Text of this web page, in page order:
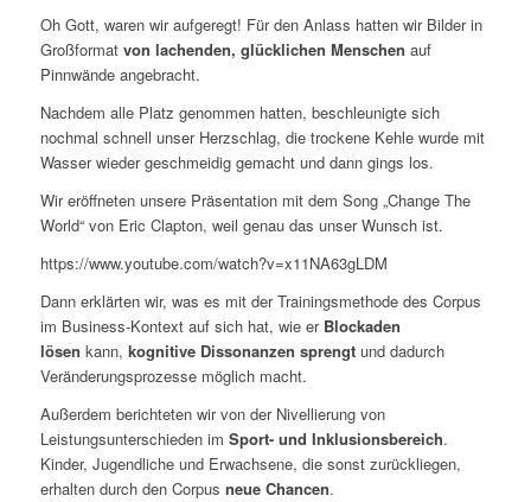
Oh Gott, waren wir aufgeregt! Für den Anlass hatten wir Bilder in
Großformat von lachenden, glücklichen Menschen auf
Pinnwände angebracht.
Nachdem alle Platz genommen hatten, beschleunigte sich
nochmal schnell unser Herzschlag, die trockene Kehle wurde mit
Wasser wieder geschmeidig gemacht und dann gings los.
Wir eröffneten unsere Präsentation mit dem Song „Change The
World“ von Eric Clapton, weil genau das unser Wunsch ist.
https://www.youtube.com/watch?v=x11NA63gLDM
Dann erklärten wir, was es mit der Trainingsmethode des Corpus
im Business-Kontext auf sich hat, wie er Blockaden
lösen kann, kognitive Dissonanzen sprengtund dadurch
Veränderungsprozesse möglich macht.
Außerdem berichteten wir von der Nivellierung von
Leistungsunterschieden im Sport- und Inklusionsbereich.
Kinder, Jugendliche und Erwachsene, die sonst zurückliegen,
erhalten durch den Corpus neue Chancen.